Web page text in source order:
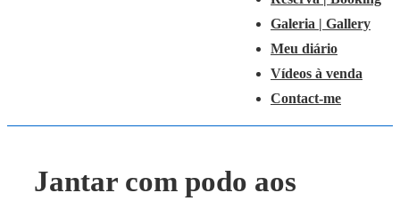
Galeria | Gallery
Meu diário
Vídeos à venda
Contact-me
Jantar com podo aos